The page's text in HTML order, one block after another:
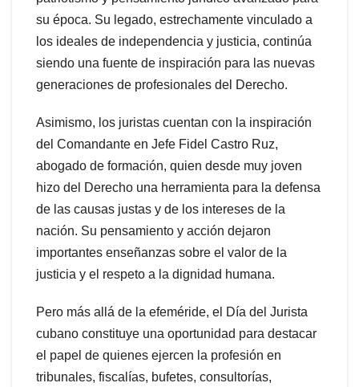
su época. Su legado, estrechamente vinculado a
los ideales de independencia y justicia, continúa
siendo una fuente de inspiración para las nuevas
generaciones de profesionales del Derecho.
Asimismo, los juristas cuentan con la inspiración
del Comandante en Jefe Fidel Castro Ruz,
abogado de formación, quien desde muy joven
hizo del Derecho una herramienta para la defensa
de las causas justas y de los intereses de la
nación. Su pensamiento y acción dejaron
importantes enseñanzas sobre el valor de la
justicia y el respeto a la dignidad humana.
Pero más allá de la efeméride, el Día del Jurista
cubano constituye una oportunidad para destacar
el papel de quienes ejercen la profesión en
tribunales, fiscalías, bufetes, consultorías,